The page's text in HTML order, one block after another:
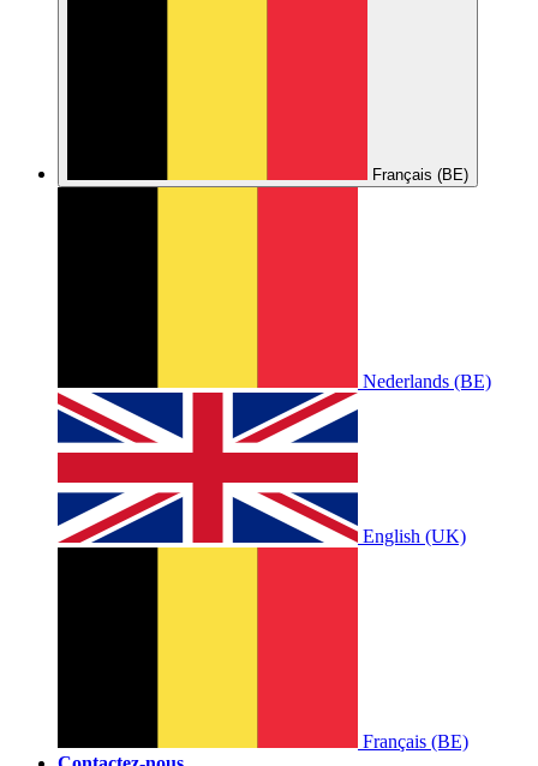
Français (BE)
Nederlands (BE)
English (UK)
Français (BE)